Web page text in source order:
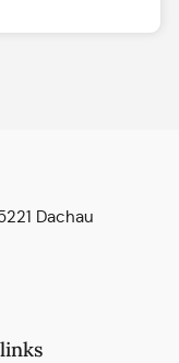
Dachau